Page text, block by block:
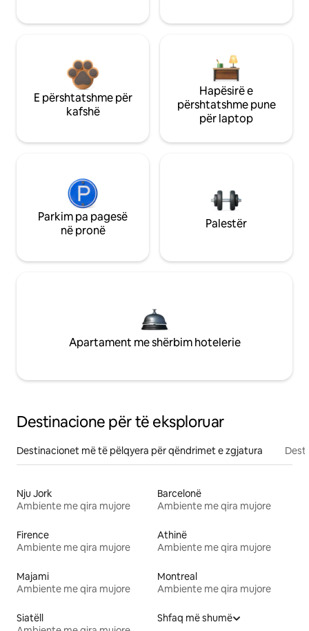
E përshtatshme për
kafshë
Hapësirë e
përshtatshme pune
për laptop
Parkim pa pagesë
në pronë
Palestër
Apartament me shërbim hotelerie
Destinacione për të eksploruar
Destinacionet më të pëlqyera për qëndrimet e zgjatura
Nju Jork
Ambiente me qira mujore
Barcelonë
Ambiente me qira mujore
Firence
Ambiente me qira mujore
Athinë
Ambiente me qira mujore
Majami
Ambiente me qira mujore
Montreal
Ambiente me qira mujore
Siatëll
Shfaq më shumë